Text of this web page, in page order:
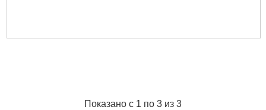
Показано с 1 по 3 из 3